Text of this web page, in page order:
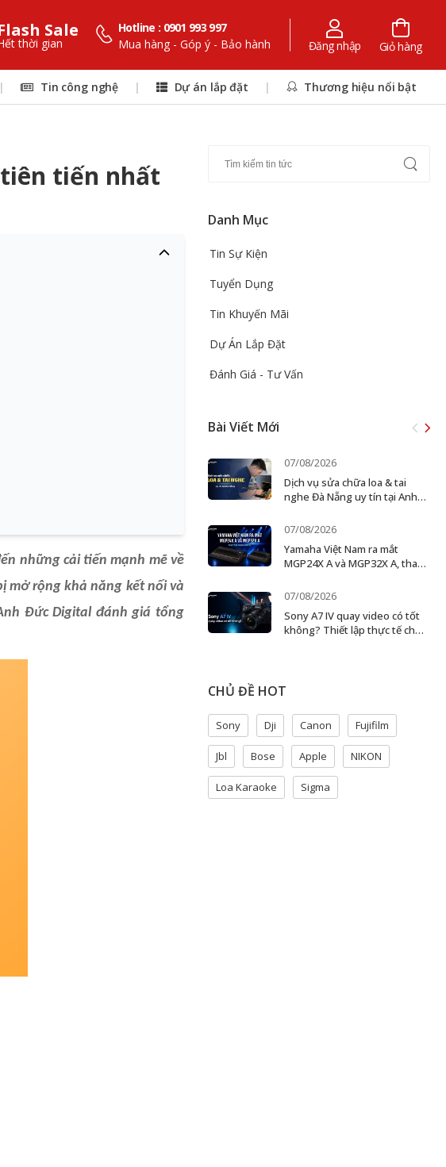
Sale
thời gian
Hotline : 0901 993 997
Mua hàng - Góp ý - Bảo hành
Đăng nhập Giỏ hàng
| Tin công nghệ | Dự án lắp đặt | Thương hiệu nổi bật
tiên tiến nhất
những cải tiến mạnh mẽ về
mở rộng khả năng kết nối và
Đức Digital đánh giá tổng
Danh Mục
Tin Sự Kiện
Tuyển Dụng
Tin Khuyến Mãi
Dự Án Lắp Đặt
Đánh Giá - Tư Vấn
Bài Viết Mới
07/08/2026
Dịch vụ sửa chữa loa & tai
nghe Đà Nẵng uy tín tại Anh
07/08/2026
Yamaha Việt Nam ra mắt
MGP24X A và MGP32X A, thay
07/08/2026
Sony A7 IV quay video có tốt
không? Thiết lập thực tế cho
CHỦ ĐỀ HOT
Sony Dji Canon Fujifilm
Jbl Bose Apple NIKON
Loa Karaoke Sigma